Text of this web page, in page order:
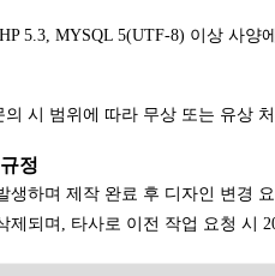
5.3, MYSQL 5(UTF-8) 이상 사양
의 시 범위에 따라 무상 또는 유상
정
생하며 제작 완료 후 디자인 변경
제되며, 타사로 이전 작업 요청 시